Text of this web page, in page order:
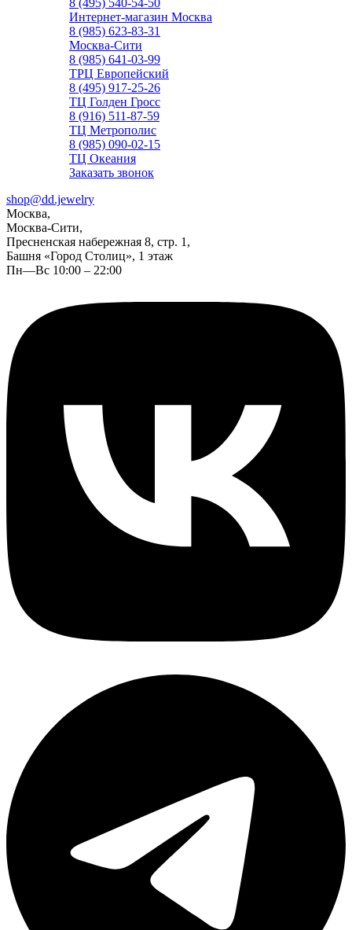
8 (495) 540-54-50
Интернет-магазин Москва
8 (985) 623-83-31
Москва-Сити
8 (985) 641-03-99
ТРЦ Европейский
8 (495) 917-25-26
ТЦ Голден Гросс
8 (916) 511-87-59
ТЦ Метрополис
8 (985) 090-02-15
ТЦ Океания
Заказать звонок
shop@dd.jewelry
Москва,
Москва-Сити,
Пресненская набережная 8, стр. 1,
Башня «Город Столиц», 1 этаж
Пн—Вс 10:00 – 22:00